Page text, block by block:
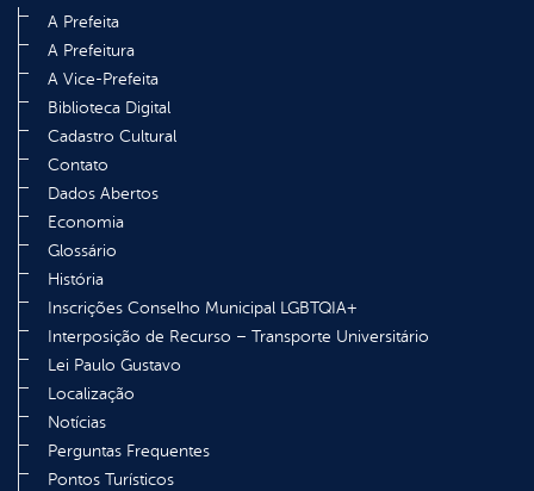
A Prefeita
A Prefeitura
A Vice-Prefeita
Biblioteca Digital
Cadastro Cultural
Contato
Dados Abertos
Economia
Glossário
História
Inscrições Conselho Municipal LGBTQIA+
Interposição de Recurso – Transporte Universitário
Lei Paulo Gustavo
Localização
Notícias
Perguntas Frequentes
Pontos Turísticos